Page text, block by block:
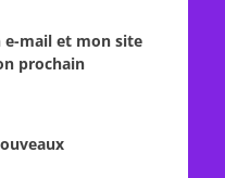
e-mail et mon site
prochain